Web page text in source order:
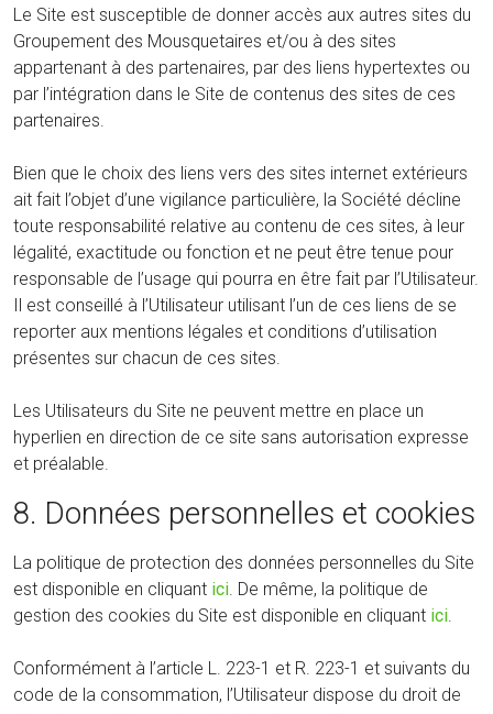
Le Site est susceptible de donner accès aux autres sites du
Groupement des Mousquetaires et/ou à des sites
appartenant à des partenaires, par des liens hypertextes ou
par l’intégration dans le Site de contenus des sites de ces
partenaires.
Bien que le choix des liens vers des sites internet extérieurs
ait fait l’objet d’une vigilance particulière, la Société décline
toute responsabilité relative au contenu de ces sites, à leur
légalité, exactitude ou fonction et ne peut être tenue pour
responsable de l’usage qui pourra en être fait par l’Utilisateur.
Il est conseillé à l’Utilisateur utilisant l’un de ces liens de se
reporter aux mentions légales et conditions d’utilisation
présentes sur chacun de ces sites.
Les Utilisateurs du Site ne peuvent mettre en place un
hyperlien en direction de ce site sans autorisation expresse
et préalable.
8. Données personnelles et cookies
La politique de protection des données personnelles du Site
est disponible en cliquant ici . De même, la politique de
gestion des cookies du Site est disponible en cliquant ici
Conformément à l’article L. 223-1 et R. 223-1 et suivants du
code de la consommation, l’Utilisateur dispose du droit de